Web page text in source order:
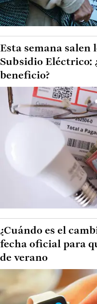
Esta semana salen
Subsidio Eléctrico:
beneficio?
¿Cuándo es el
fecha oficial para
de verano